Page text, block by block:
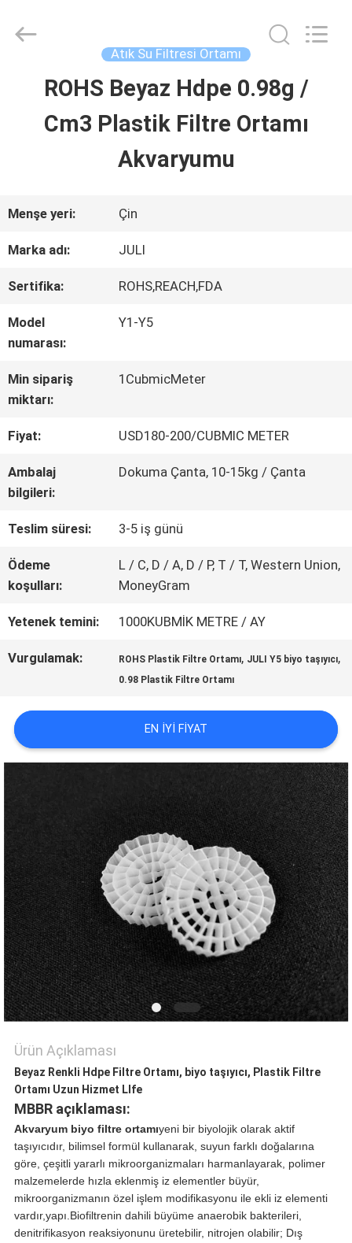
EVDE
BIZIM
HAKKIMIZDA
TURU
KALITE
KONTROLÜ
BIZIMLE
İLETIŞIM
TEKLIF
ET
HARITASI
Plastic
CO.,LTD.
Atık Su Filtresi Ortamı
ROHS Beyaz Hdpe 0.98g /
Cm3 Plastik Filtre Ortamı
Akvaryumu
Menşe yeri: Çin
Marka adı: JULI
Sertifika: ROHS,REACH,FDA
Model
numarası:
Y1-Y5
Min sipariş
miktarı:
1CubmicMeter
Fiyat: USD180-200/CUBMIC METER
Ambalaj
bilgileri:
Dokuma Çanta, 10-15kg / Çanta
Teslim süresi: 3-5 iş günü
Ödeme
koşulları:
L / C, D / A, D / P, T / T, Western Union,
MoneyGram
Yetenek temini: 1000KUBMİK METRE / AY
Vurgulamak: ROHS Plastik Filtre Ortamı, JULI Y5 biyo taşıyıcı,
0.98 Plastik Filtre Ortamı
EN IYI FIYAT
Ürün Açıklaması
Beyaz Renkli Hdpe Filtre Ortamı, biyo taşıyıcı, Plastik Filtre
Ortamı Uzun Hizmet Llfe
MBBR açıklaması:
Akvaryum biyo filtre ortamıyeni bir biyolojik olarak aktif
taşıyıcıdır, bilimsel formül kullanarak, suyun farklı doğalarına
göre, çeşitli yararlı mikroorganizmaları harmanlayarak, polimer
malzemelerde hızla eklenmiş iz elementler büyür,
mikroorganizmanın özel işlem modifikasyonu ile ekli iz elementi
vardır,yapı.Biofiltrenin dahili büyüme anaerobik bakterileri,
denitrifikasyon reaksiyonunu üretebilir, nitrojen olabilir; Dış